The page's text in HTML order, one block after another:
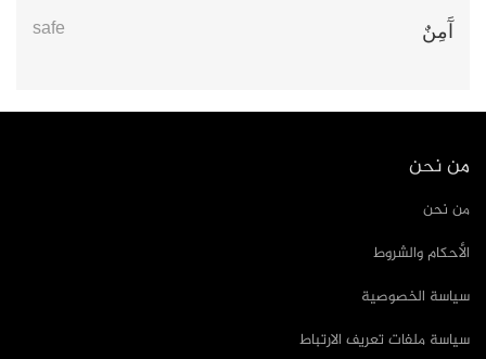
آَمِنٌ safe
من نحن
من نحن
الأحكام والشروط
سياسة الخصوصية
سياسة ملفات تعريف الارتباط